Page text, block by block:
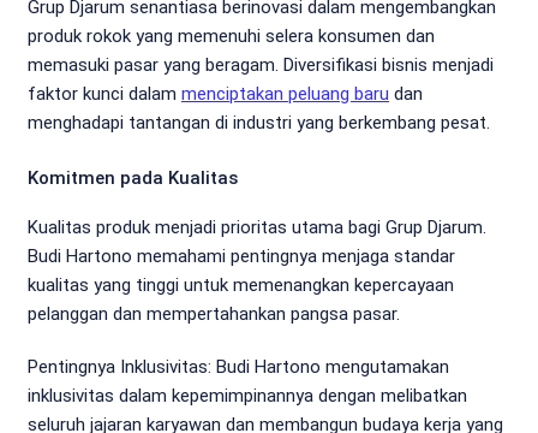
Grup Djarum senantiasa berinovasi dalam mengembangkan
produk rokok yang memenuhi selera konsumen dan
memasuki pasar yang beragam. Diversifikasi bisnis menjadi
faktor kunci dalam menciptakan peluang baru dan
menghadapi tantangan di industri yang berkembang pesat.
Komitmen pada Kualitas
Kualitas produk menjadi prioritas utama bagi Grup Djarum.
Budi Hartono memahami pentingnya menjaga standar
kualitas yang tinggi untuk memenangkan kepercayaan
pelanggan dan mempertahankan pangsa pasar.
Pentingnya Inklusivitas: Budi Hartono mengutamakan
inklusivitas dalam kepemimpinannya dengan melibatkan
seluruh jajaran karyawan dan membangun budaya kerja yang